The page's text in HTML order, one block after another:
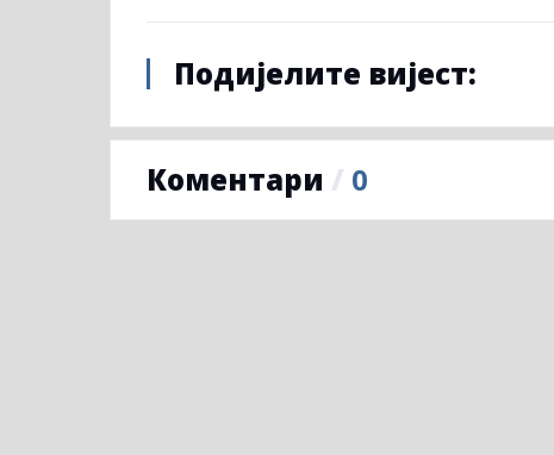
Подијелите вијест:
Коментари / 0